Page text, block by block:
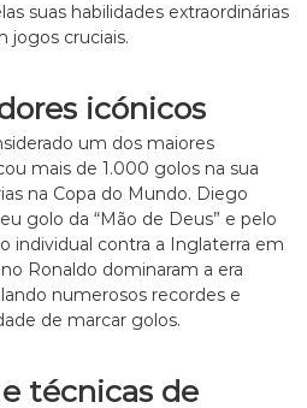
suas habilidades extraordinárias
jogos cruciais.
icónicos
um dos maiores
mais de 1.000 golos na sua
na Copa do Mundo. Diego
golo da “Mão de Deus” e pelo
individual contra a Inglaterra em
Ronaldo dominaram a era
numerosos recordes e
de marcar golos.
técnicas de